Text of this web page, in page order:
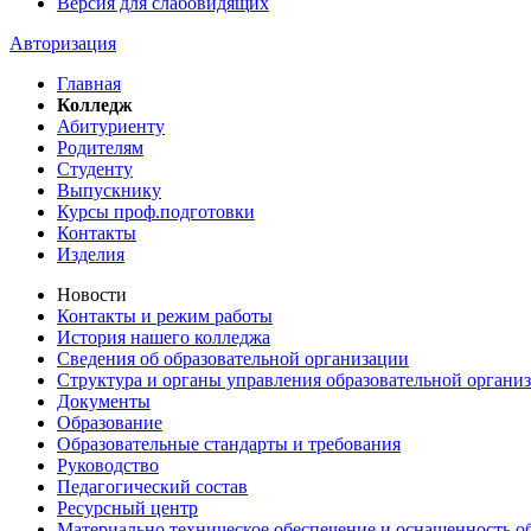
Авторизация
Главная
Колледж
Абитуриенту
Родителям
Студенту
Выпускнику
Курсы проф.подготовки
Контакты
Изделия
Новости
Контакты и режим работы
История нашего колледжа
Сведения об образовательной организации
Структура и органы управления образовательной
Документы
Образование
Образовательные стандарты и требования
Руководство
Педагогический состав
Ресурсный центр